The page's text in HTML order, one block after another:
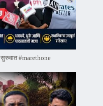
सुरुवात #marethone